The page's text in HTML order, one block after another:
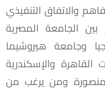
والاتفاق التنفيذي
بين الجامعة المصرية
وجامعة هيروشيما
القاهرة والإسكندرية
ومن يرغب من